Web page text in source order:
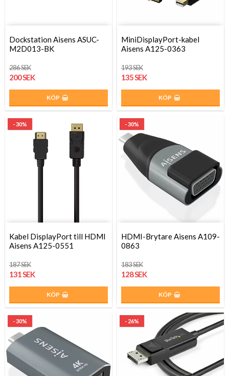
Dockstation Aisens ASUC-
M2D013-BK
286 SEK
200 SEK
KÖP
MiniDisplayPort-kabel
Aisens A125-0363
193 SEK
135 SEK
KÖP
- 30%
Kabel DisplayPort till HDMI
Aisens A125-0551
187 SEK
131 SEK
KÖP
- 30%
HDMI-Brytare Aisens A109-
0863
183 SEK
128 SEK
KÖP
- 30% - 26%